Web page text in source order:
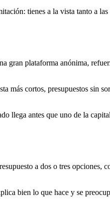
tienes a la vista tanto a
gran plataforma anónima,
más cortos, presupuestos
llega antes que uno de la
a dos o tres
bien lo que hace y se